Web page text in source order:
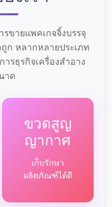
ขายแพคเกจจิ้งบรรจุ
ก หลากหลายประเภท
รธุรกิจเครื่องสำอาง
าด
ขวดสูญ
ญากาศ
เก็บรักษา
ผลิตภัณฑ์ได้ดี